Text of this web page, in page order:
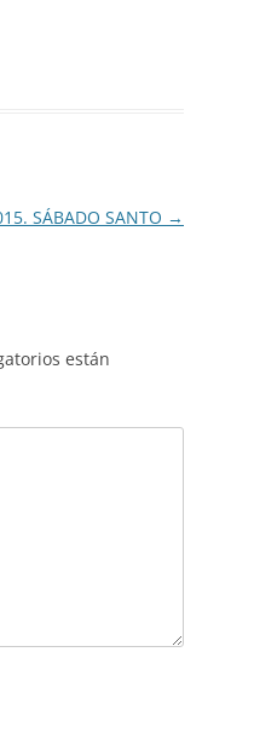
SÁBADO SANTO →
están